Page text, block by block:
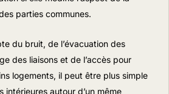
parties communes.
du bruit, de l’évacuation des
des liaisons et de l’accès pour
logements, il peut être plus simple
intérieures autour d’un même